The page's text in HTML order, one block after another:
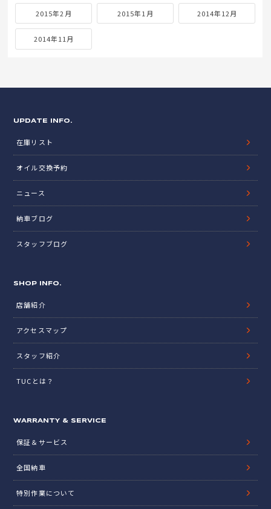
2015年2月 2015年1月 2014年12月
2014年11月
UPDATE INFO.
在庫リスト
オイル交換予約
ニュース
納車ブログ
スタッフブログ
SHOP INFO.
店舗紹介
アクセスマップ
スタッフ紹介
TUCとは？
WARRANTY & SERVICE
保証＆サービス
全国納車
特別作業について